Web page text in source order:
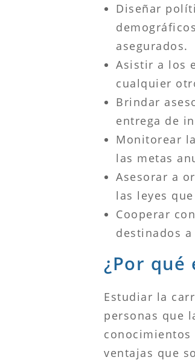
Diseñar
asegurados.
Asistir a los
cualquier
Brindar
entrega de
Monitorear
las metas
Asesorar a
las leyes
Cooperar
destinados
¿Por qué
Estudiar la
personas que
ventajas que